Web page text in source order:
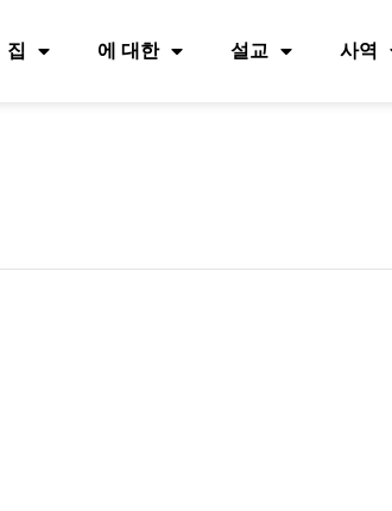
집 에 대한 설교 사역